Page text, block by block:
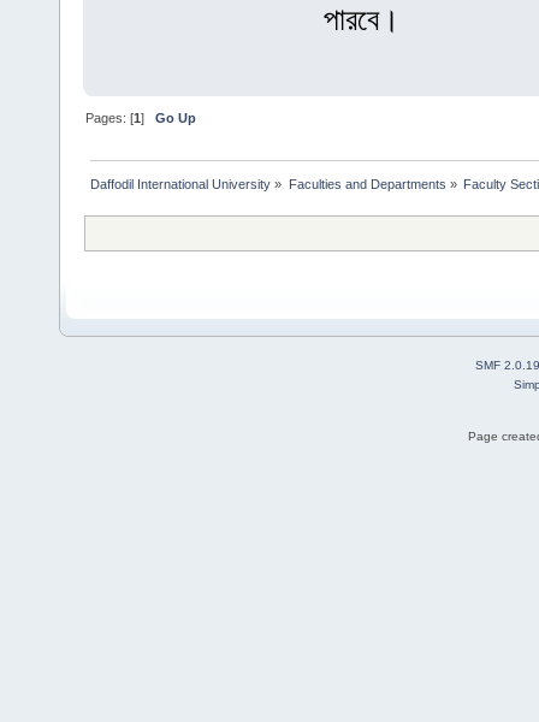
পারবে।
Pages: [1]Go Up
Daffodil International University » Faculties and Departments » Faculty
SMF 2.0.19
Page